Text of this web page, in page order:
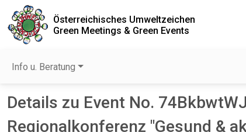
Österreichisches Umweltzeichen
Green Meetings & Green Events
Info u. Beratung
Details zu Event No.
Regionalkonferenz "Gesund &